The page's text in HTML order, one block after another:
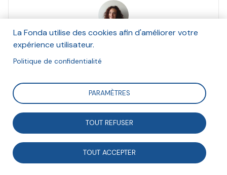
Anne Jacquelin
Décembre 2018
La Fabrique des territoires innovants, société
collective d’intérêt collectif (SCIC), accompagne la
collaboration en entreprises et sur les territoires. Elle
témoigne de son regard sur l’impact social et
La Fonda utilise des cookies afin d'améliorer votre
expérience utilisateur.
Politique de confidentialité
PARAMÈTRES
TOUT REFUSER
TOUT ACCEPTER